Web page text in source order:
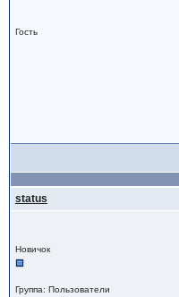
Гость
status
Новичок
Группа: Пользователи